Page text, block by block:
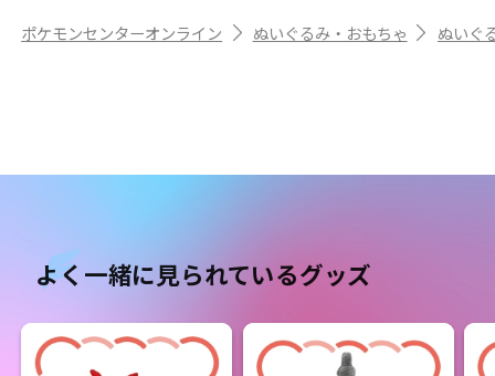
ポケモンセンターオンライン ぬいぐるみ・おもちゃ ぬいぐ
よく一緒に見られているグッズ